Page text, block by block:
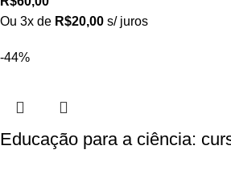
Ou 3x de R$20,00 s/ juros
-44%
Educação para a ciência: